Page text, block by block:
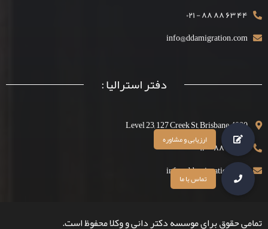
۴۴ ۶۳ ۸۸ ۸۸ - ۰۲۱
info@ddamigration.com
دفتر استرالیا :
Level 23, 127 Creek St, Brisbane, 4000
۴۴ ۶۳ ۸۸ ۱۳۰۰
info@ddamigration.com
تمامی حقوق برای موسسه دکتر دانی و وکلا محفوظ است.